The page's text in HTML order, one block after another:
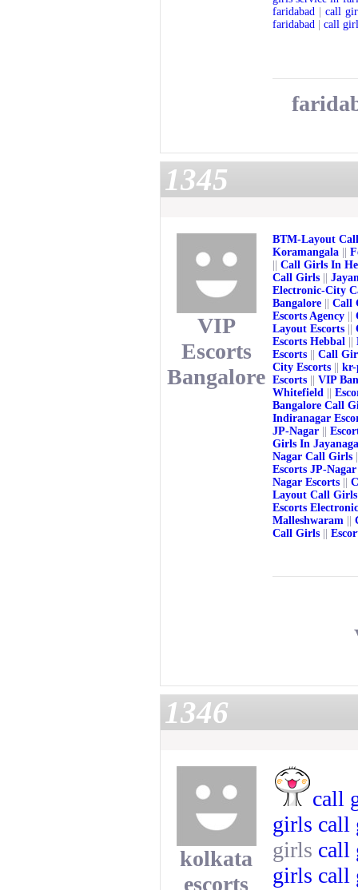
faridabad
call
faridabad
call
1345
VIP
Escorts
Bangalore
BTM-Layout
Koramangala
Call Girls In
Call Girls
Electronic-City
Bangalore
Call
Escorts Agency
Layout Escorts
Escorts Hebbal
Escorts
Call
City Escorts
kr-
Escorts
VIP
Whitefield
Bangalore Call
Indiranagar
JP-Nagar
Girls In
Nagar Call Girls
Escorts JP-Nagar
Nagar Escorts
Layout Call Girls
Escorts
Malleshwaram
Call Girls
1346
kolkata
escorts
call
girls call
girls
girls